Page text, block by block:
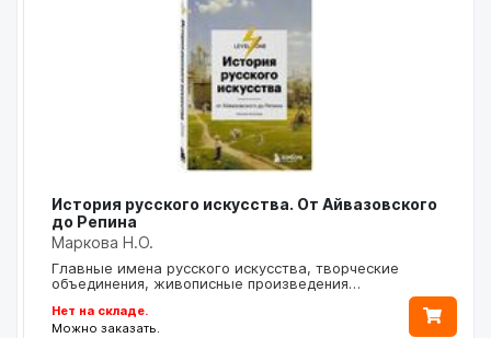
История русского искусства. От Айвазовского
до Репина
Маркова Н.О.
Главные имена русского искусства, творческие
объединения, живописные произведения…
Нет на складе.
Можно заказать.